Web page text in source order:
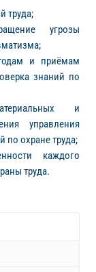
труда;
угрозы
и приёмам
знаний по
и
управления
по охране труда;
каждого
труда.